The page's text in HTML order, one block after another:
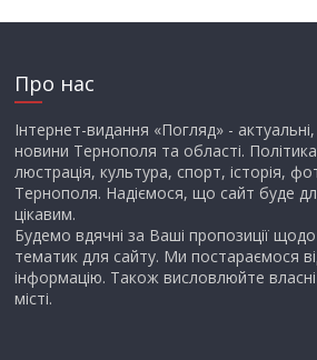
Про нас
Інтернет-видання «Погляд» - актуальні,
новини Тернополя та області.
люстрація, культура, спорт, історія,
Тернополя. Надіємося, що сайт буде
цікавим.
Будемо вдячні за Ваші пропозиції
тематик для сайту. Ми постараємося
інформацію. Також висловлюйте власні
місті.